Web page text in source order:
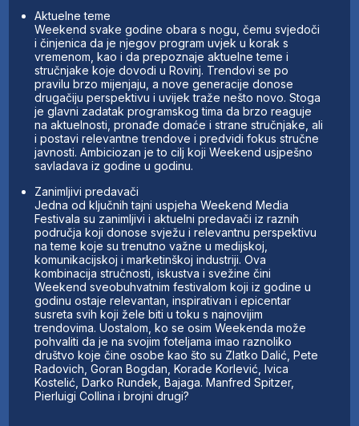
Aktuelne teme
Weekend svake godine obara s nogu, čemu svjedoči
i činjenica da je njegov program uvjek u korak s
vremenom, kao i da prepoznaje aktuelne teme i
stručnjake koje dovodi u Rovinj. Trendovi se po
pravilu brzo mijenjaju, a nove generacije donose
drugačiju perspektivu i uvijek traže nešto novo. Stoga
je glavni zadatak programskog tima da brzo reaguje
na aktuelnosti, pronađe domaće i strane stručnjake, ali
i postavi relevantne trendove i predvidi fokus stručne
javnosti. Ambiciozan je to cilj koji Weekend usjpešno
savladava iz godine u godinu.
Zanimljivi predavači
Jedna od ključnih tajni uspjeha Weekend Media
Festivala su zanimljivi i aktuelni predavači iz raznih
područja koji donose svježu i relevantnu perspektivu
na teme koje su trenutno važne u medijskoj,
komunikacijskoj i marketinškoj industriji. Ova
kombinacija stručnosti, iskustva i svežine čini
Weekend sveobuhvatnim festivalom koji iz godine u
godinu ostaje relevantan, inspirativan i epicentar
susreta svih koji žele biti u toku s najnovijim
trendovima. Uostalom, ko se osim Weekenda može
pohvaliti da je na svojim foteljama imao raznoliko
društvo koje čine osobe kao što su Zlatko Dalić, Pete
Radovich, Goran Bogdan, Korade Korlević, Ivica
Kostelić, Darko Rundek, Bajaga. Manfred Spitzer,
Pierluigi Collina i brojni drugi?